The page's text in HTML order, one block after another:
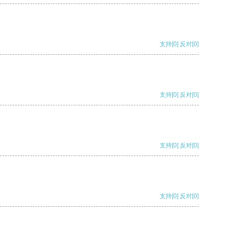
支持[0] 反对[0]
支持[0] 反对[0]
支持[0] 反对[0]
支持[0] 反对[0]